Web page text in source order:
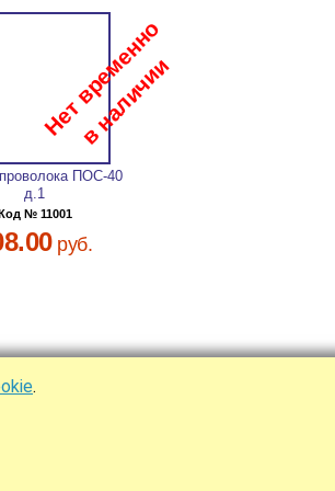
ПОС-40
д.1
Код № 11001
руб.
.